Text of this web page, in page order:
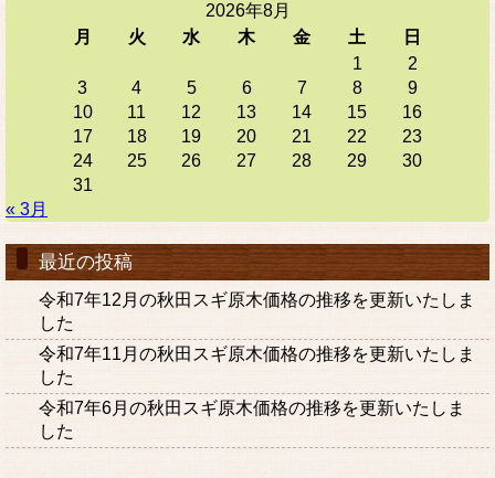
2026年8月
月
火 水 木 金 土
日
1
2
3
4 5 6 7 8
9
10
11 12 13 14 15
16
17
18 19 20 21 22
23
24
25 26 27 28 29
30
31
« 3月
最近の投稿
令和7年12月の秋田スギ原木価格の推移を更新いたしま
した
令和7年11月の秋田スギ原木価格の推移を更新いたしま
した
令和7年6月の秋田スギ原木価格の推移を更新いたしま
した